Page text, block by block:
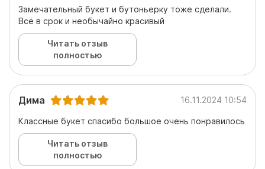
Замечательный букет и бутоньерку тоже сделали.
Всё в срок и необычайно красивый
Читать отзыв
полностью
Дима 16.11.2024 10:54
Классные букет спасибо большое очень понравилось
Читать отзыв
полностью